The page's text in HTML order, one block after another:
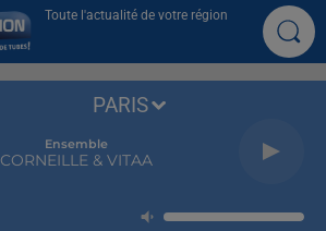
Toute l'actualité de votre région
Ensemble
CORNEILLE & VITAA
PARIS